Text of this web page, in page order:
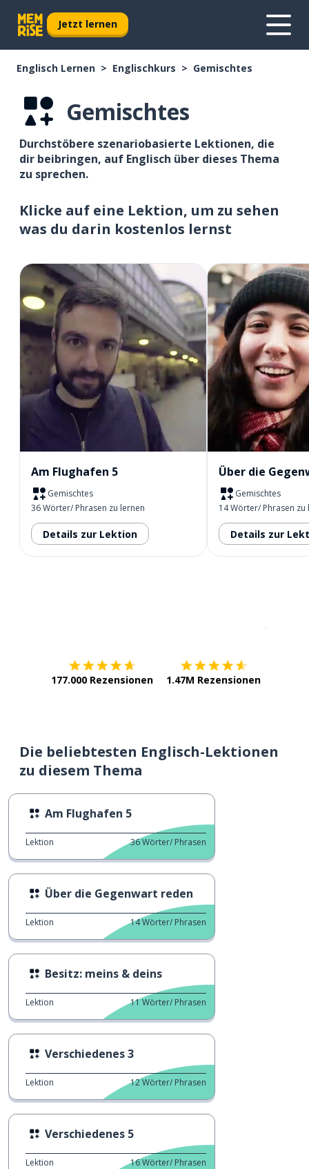
Jetzt lernen
Englisch Lernen Englischkurs Gemischtes
Gemischtes
Durchstöbere szenariobasierte Lektionen, die
dir beibringen, auf Englisch über dieses Thema
zu sprechen.
Klicke auf eine Lektion, um zu sehen
was du darin kostenlos lernst
Am Flughafen 5
Gemischtes
36 Wörter/ Phrasen zu lernen
Details zur Lektion
Über die
Gemischtes
14 Wörter/ Phrasen zu
Details zur
177.000 Rezensionen 1.47M Rezensionen
Die beliebtesten Englisch-Lektionen
zu diesem Thema
Am Flughafen 5
Lektion 36Wörter/ Phrasen
Über die Gegenwart reden
Lektion 14Wörter/ Phrasen
Besitz: meins & deins
Lektion 11Wörter/ Phrasen
Verschiedenes 3
Lektion 12Wörter/ Phrasen
Verschiedenes 5
Lektion 16Wörter/ Phrasen